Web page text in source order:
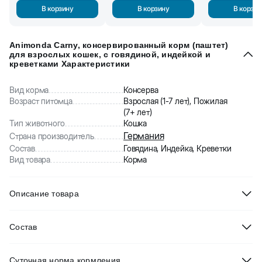
В корзину В корзину В
Animonda Carny, консервированный корм (паштет)
для взрослых кошек, с говядиной, индейкой и
креветками Характеристики
Вид корма
Консерва
Возраст питомца
Взрослая (1-7 лет), Пожилая
(7+ лет)
Тип животного
Кошка
Страна производитель
Германия
Состав
Говядина, Индейка, Креветки
Вид товара
Корма
Описание товара
взрослых кошек
Состав